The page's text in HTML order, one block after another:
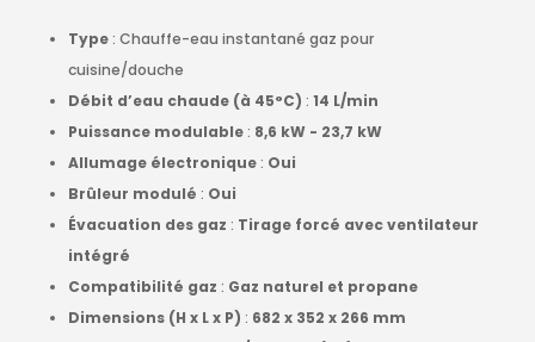
Type: Chauffe-eau instantané gaz pour
cuisine/douche
Débit d’eau chaude (à 45°C) : 14 L/min
Puissance modulable: 8,6 kW - 23,7 kW
Allumage électronique: Oui
Brûleur modulé : Oui
Évacuation des gaz : Tirage forcé avec ventilateur
intégré
Compatibilité gaz : Gaz naturel et propane
Dimensions (H x L x P) : 682 x 352 x 266 mm